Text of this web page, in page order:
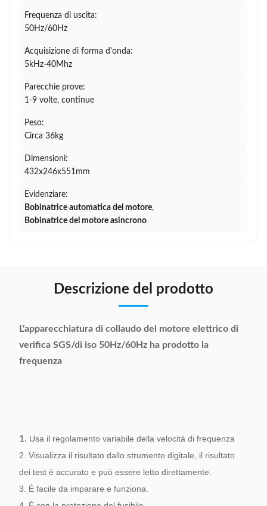
Frequenza di uscita:
50Hz/60Hz
Acquisizione di forma d'onda:
5kHz-40Mhz
Parecchie prove:
1-9 volte, continue
Peso:
Circa 36kg
Dimensioni:
432x246x551mm
Evidenziare:
Bobinatrice automatica del motore,
Bobinatrice del motore asincrono
Descrizione del prodotto
L'apparecchiatura di collaudo del motore elettrico di
verifica SGS/di iso 50Hz/60Hz ha prodotto la
frequenza
1. Usa il regolamento variabile della velocità di frequenza
2. Visualizza il risultato dallo strumento digitale, il risultato
dei test è accurato e può essere letto direttamente.
3. È facile da imparare e funziona.